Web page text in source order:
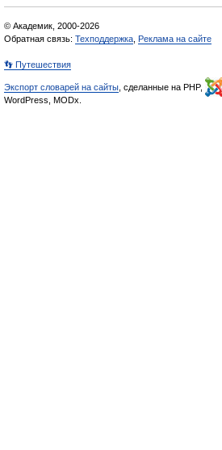
© Академик, 2000-2026
Обратная связь: Техподдержка Реклама на сайте
👣 Путешествия
Экспорт словарей на сайты , сделанные на PHP,
WordPress, MODx.